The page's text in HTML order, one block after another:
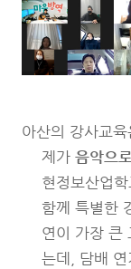
아산의 강사교
제가 음악으
현정보산업
함께 특별한
연이 가장 큰
는데, 담배